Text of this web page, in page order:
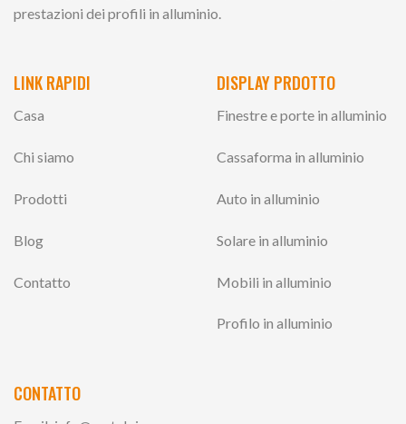
prestazioni dei profili in alluminio.
LINK RAPIDI
Casa
Chi siamo
Prodotti
Blog
Contatto
DISPLAY PRDOTTO
Finestre e porte in alluminio
Cassaforma in alluminio
Auto in alluminio
Solare in alluminio
Mobili in alluminio
Profilo in alluminio
CONTATTO